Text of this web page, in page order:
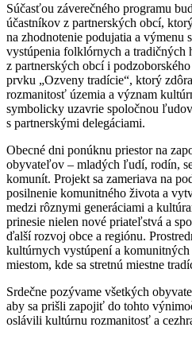
Súčasťou záverečného programu
účastníkov z partnerských obcí,
na zhodnotenie podujatia a výmenu
vystúpenia folklórnych a tradičných
z partnerských obcí i
prvku „Ozveny tradície“, ktorý
rozmanitosť územia a význam
symbolicky uzavrie spoločnou
s partnerskými delegáciami.
Obecné dni ponúknu priestor na
obyvateľov – mladých ľudí, rodín,
komunít. Projekt sa zameriava na
posilnenie komunitného života a
medzi rôznymi generáciami a
prinesie nielen nové priateľstvá a
ďalší rozvoj obce a regiónu.
kultúrnych vystúpení a
miestom, kde sa stretnú miestne
Srdečne pozývame všetkých
aby sa prišli zapojiť do tohto
oslávili kultúrnu rozmanitosť a